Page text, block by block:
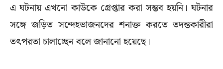
এ ঘটনায় এখনো কাউকে গ্রেপ্তার করা সম্ভব হয়নি। ঘটনার
সঙ্গে জড়িত সন্দেহভাজনদের শনাক্ত করতে তদন্তকারীরা
তৎপরতা চালাচ্ছেন বলে জানানো হয়েছে।